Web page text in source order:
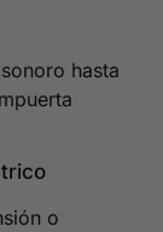
hasta
o